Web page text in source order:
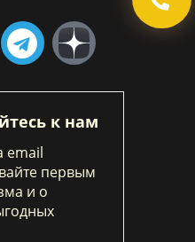
к нам
email
первым
и о